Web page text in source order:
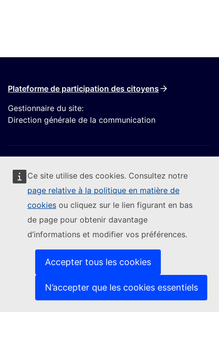
Ce site utilise des cookies. Consultez notre
page relative à la politique en matière de
cookies ou cliquez sur le lien figurant en bas
de page pour obtenir davantage
d’informations et modifier vos préférences.
Accepter tous les cookies
N’accepter que les cookies essentiels
Plateforme de participation des citoyens
Gestionnaire du site:
Direction générale de la communication
Suivre la Commission européenne
Nous contacter(Lien externe)
Signaler une vulnérabilité informatique(Lien externe)
Les langues sur nos sites web(Lien externe)
(Lien externe)
Protection de la vie privée
Avis juridique
(Lien externe)